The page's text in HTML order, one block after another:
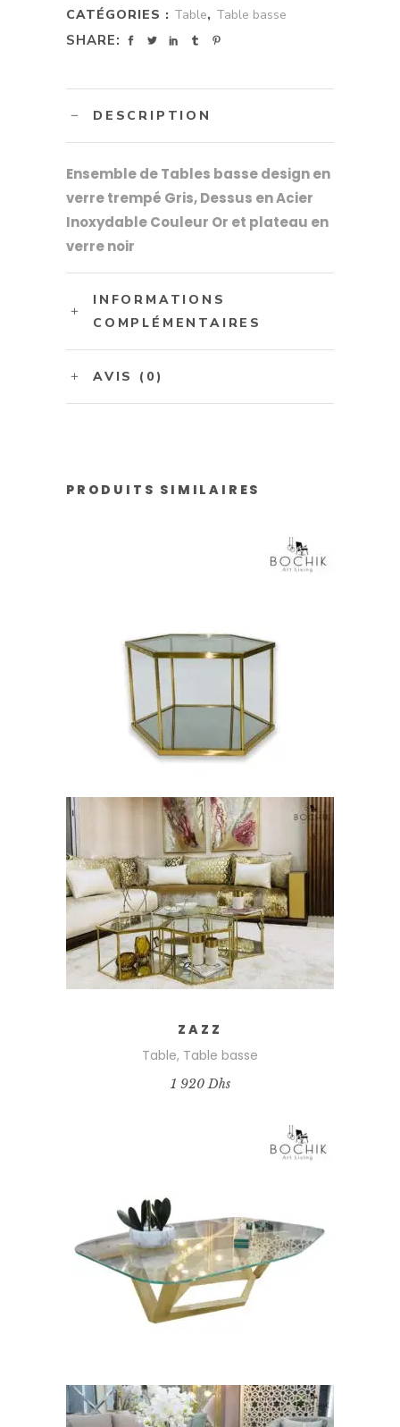
CATÉGORIES : Table, Table basse
SHARE:
DESCRIPTION
Ensemble de Tables basse design en
verre trempé Gris, Dessus en Acier
Inoxydable Couleur Or et plateau en
verre noir
INFORMATIONS
COMPLÉMENTAIRES
AVIS (0)
PRODUITS SIMILAIRES
AJOUTER AU PANIER
ZAZZ
Table, Table basse
1 920Dhs